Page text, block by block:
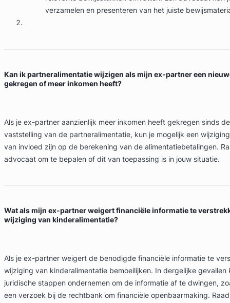
verzamelen en presenteren van het juiste
Kan ik partneralimentatie wijzigen als mijn ex-partner een
gekregen of meer inkomen heeft?
Als je ex-partner aanzienlijk meer inkomen heeft gekregen sinds
vaststelling van de partneralimentatie, kun je mogelijk een
van invloed zijn op de berekening van de alimentatiebetalingen.
advocaat om te bepalen of dit van toepassing is in jouw situatie.
Wat als mijn ex-partner weigert financiële informatie te
wijziging van kinderalimentatie?
Als je ex-partner weigert de benodigde financiële informatie te
wijziging van kinderalimentatie bemoeilijken. In dergelijke gevallen
juridische stappen ondernemen om de informatie af te dwingen,
een verzoek bij de rechtbank om financiële openbaarmaking.